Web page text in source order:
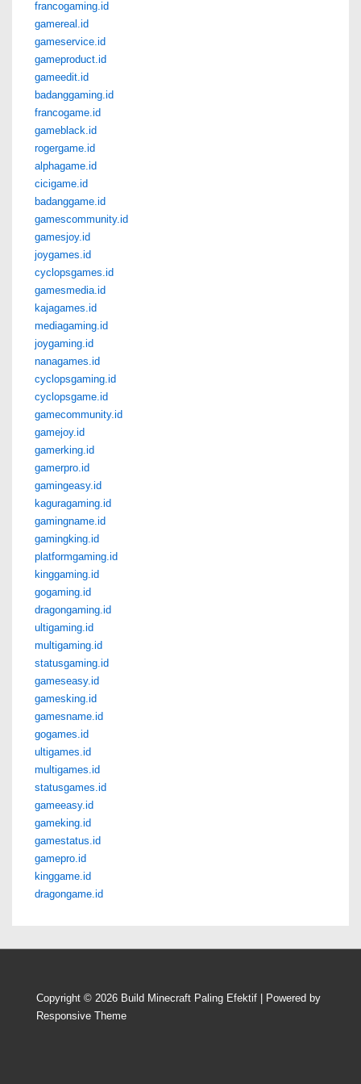
francogaming.id
gamereal.id
gameservice.id
gameproduct.id
gameedit.id
badanggaming.id
francogame.id
gameblack.id
rogergame.id
alphagame.id
cicigame.id
badanggame.id
gamescommunity.id
gamesjoy.id
joygames.id
cyclopsgames.id
gamesmedia.id
kajagames.id
mediagaming.id
joygaming.id
nanagames.id
cyclopsgaming.id
cyclopsgame.id
gamecommunity.id
gamejoy.id
gamerking.id
gamerpro.id
gamingeasy.id
kaguragaming.id
gamingname.id
gamingking.id
platformgaming.id
kinggaming.id
gogaming.id
dragongaming.id
ultigaming.id
multigaming.id
statusgaming.id
gameseasy.id
gamesking.id
gamesname.id
gogames.id
ultigames.id
multigames.id
statusgames.id
gameeasy.id
gameking.id
gamestatus.id
gamepro.id
kinggame.id
dragongame.id
Copyright © 2026 Build Minecraft Paling Efektif
| Powered by
Responsive Theme